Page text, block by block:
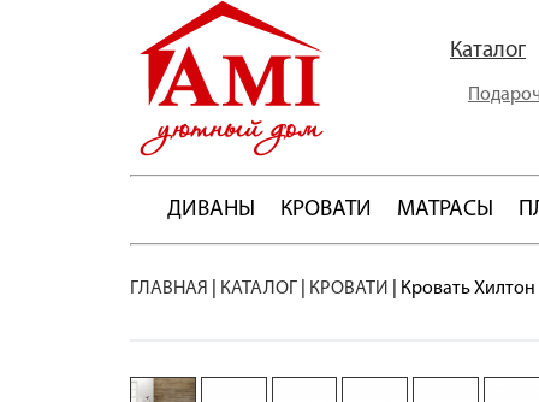
Каталог
ДИВАНЫ КРОВАТИ МАТРАСЫ
ГЛАВНАЯ КАТАЛОГ КРОВАТИ Кровать Хилтон